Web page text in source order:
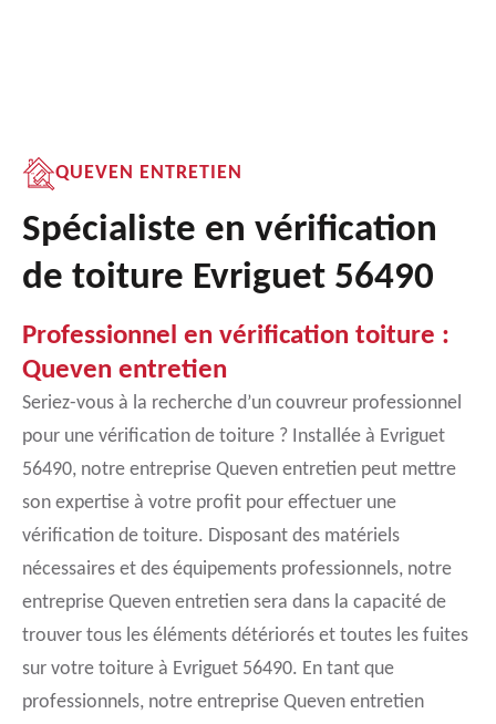
QUEVEN ENTRETIEN
Spécialiste en vérification
de toiture Evriguet 56490
Professionnel en vérification toiture :
Queven entretien
Seriez-vous à la recherche d’un couvreur professionnel
pour une vérification de toiture ? Installée à Evriguet
56490, notre entreprise Queven entretien peut mettre
son expertise à votre profit pour effectuer une
vérification de toiture. Disposant des matériels
nécessaires et des équipements professionnels, notre
entreprise Queven entretien sera dans la capacité de
trouver tous les éléments détériorés et toutes les fuites
sur votre toiture à Evriguet 56490. En tant que
professionnels, notre entreprise Queven entretien